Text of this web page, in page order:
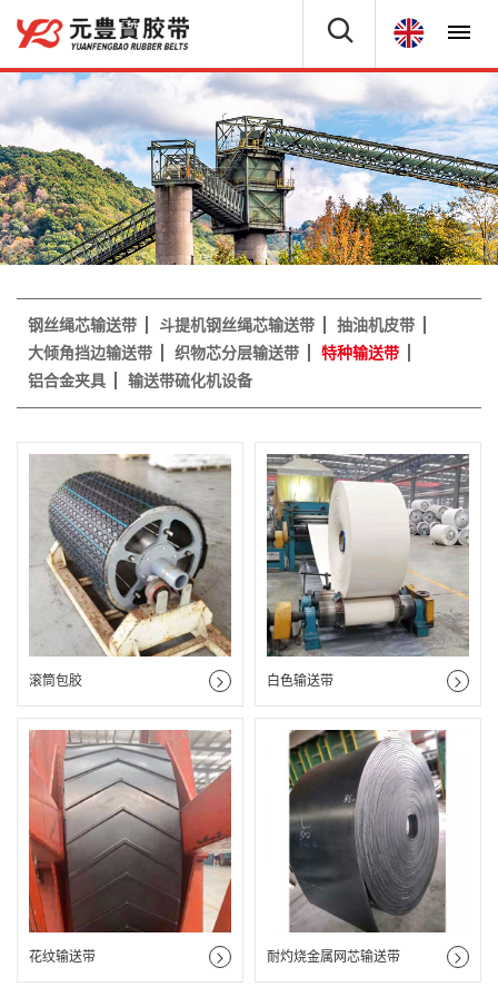
钢丝绳芯输送带 斗提机钢丝绳芯输送带
抽油机皮带
大倾角挡边输送带
织物芯分层输送带
特种输送带
铝合金夹具
输送带硫化机设备
滚筒包胶 白色输送带
花纹输送带 耐灼烧金属网芯输送带